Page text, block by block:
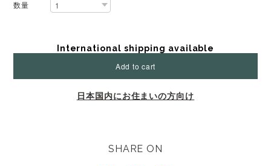
数量
International shipping available
Add to cart
日本国内にお住まいの方向け
SHARE ON